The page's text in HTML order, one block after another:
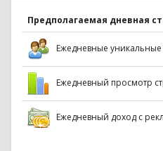
Предполагаемая дневная
Ежедневные уникальные
Ежедневный просмотр
Ежедневный доход с